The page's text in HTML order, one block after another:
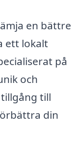
en bättre
ett lokalt
på
och
till
din